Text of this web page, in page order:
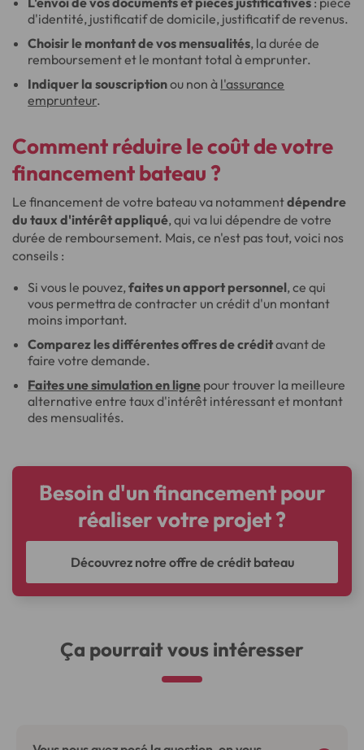
d'identité, justificatif de domicile, justificatif de revenus.
Choisir le montant de vos mensualités, la durée de
remboursement et le montant total à emprunter.
Indiquer la souscriptionou non à l'assurance
emprunteur.
Comment réduire le coût de votre
financement bateau ?
Le financement de votre bateau va notammentdépendre
du taux d'intérêt appliqué, qui va lui dépendre de votre
durée de remboursement. Mais, ce n'est pas tout, voici nos
conseils :
Si vous le pouvez,faites un apport personnel, ce qui
vous permettra de contracter un crédit d'un montant
moins important.
Comparez les différentes offres de créditavant de
faire votre demande.
Faites une simulation en ligne pour trouver la meilleure
alternative entre taux d'intérêt intéressant et montant
des mensualités.
Besoin d'un financement pour
réaliser votre projet ?
Découvrez notre offre de crédit bateau
Ça pourrait vous intéresser